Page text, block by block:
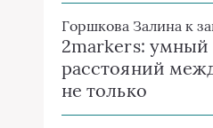
Горшкова Залина к
2markers: умный
расстояний
не только